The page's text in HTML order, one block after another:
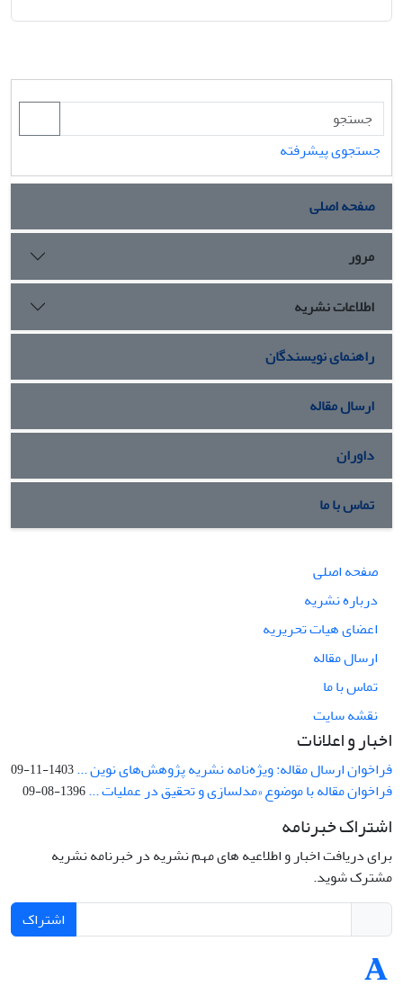
جستجوی پیشرفته
صفحه اصلی
مرور
اطلاعات نشریه
راهنمای نویسندگان
ارسال مقاله
داوران
تماس با ما
صفحه اصلی
درباره نشریه
اعضای هیات تحریریه
ارسال مقاله
تماس با ما
نقشه سایت
اخبار و اعلانات
فراخوان ارسال مقاله: ویژه‌نامه نشریه پژوهش‌های نوین ...1403-11-09
فراخوان مقاله با موضوع «مدلسازی و تحقیق در عملیات ...1396-08-09
اشتراک خبرنامه
برای دریافت اخبار و اطلاعیه های مهم نشریه در خبرنامه نشریه
مشترک شوید.
اشتراک